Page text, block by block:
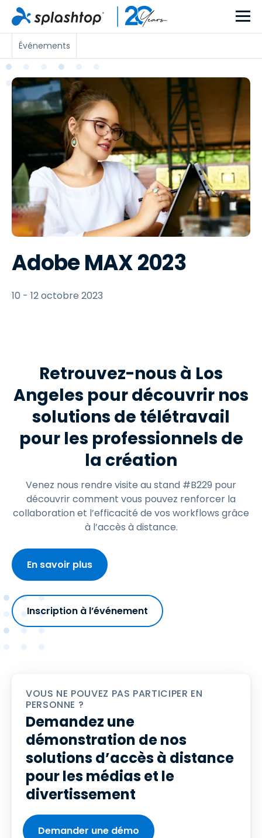
Événements
Adobe MAX 2023
10 - 12 octobre 2023
Retrouvez-nous à Los
Angeles pour découvrir nos
solutions de télétravail
pour les professionnels de
la création
Venez nous rendre visite au stand #B229 pour
découvrir comment vous pouvez renforcer la
collaboration et l’efficacité de vos workflows grâce
à l’accès à distance.
En savoir plus
Inscription à l’événement
VOUS NE POUVEZ PAS PARTICIPER EN
PERSONNE ?
Demandez une
démonstration de nos
solutions d’accès à distance
pour les médias et le
divertissement
Demander une démo